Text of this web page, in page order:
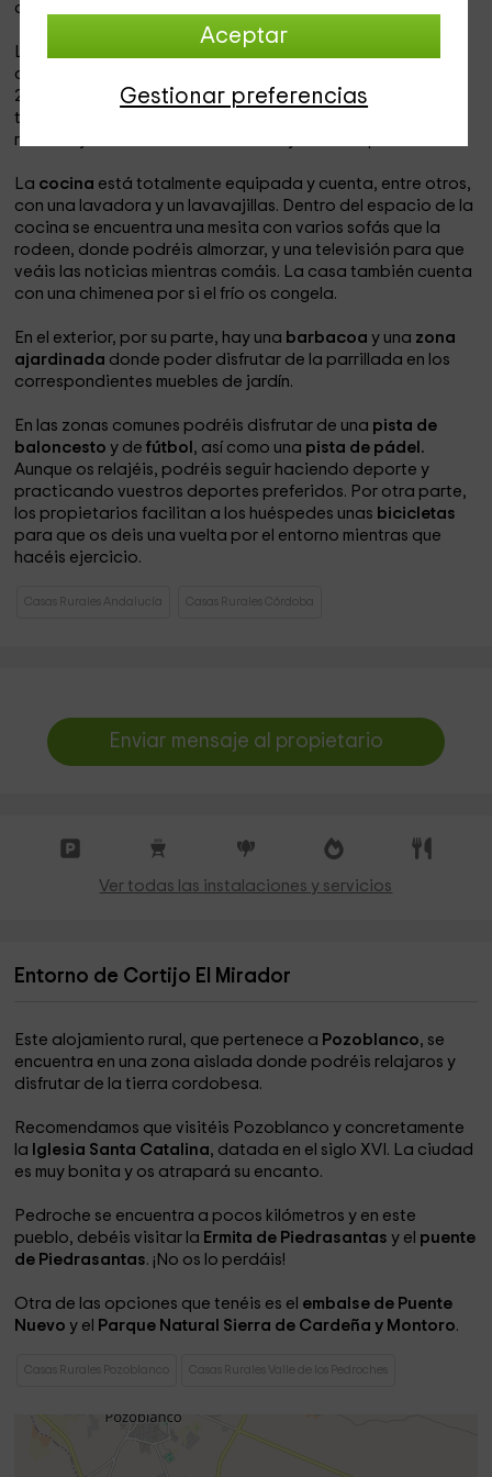
Aceptar
Gestionar preferencias
amigos.
La vivienda se compone de 2 habitaciones dobles
con una cama de matrimonio mientras que la otra contiene
2 camas individuales. Además, hay unaseoy un
totalmente equipados. Las paredes y los pasillos son muy
rústicos y os hará olvidar la ciudad y todo lo que rodea.
La cocina está totalmente equipada y cuenta, entre otros,
con una lavadora y un lavavajillas. Dentro del espacio de la
cocina se encuentra una mesita con varios sofás que la
rodeen, donde podréis almorzar, y una televisión para que
veáis las noticias mientras comáis. La casa también cuenta
con una chimenea por si el frío os congela.
En el exterior, por su parte, hay una barbacoa y una zona
ajardinada donde poder disfrutar de la parrillada en los
correspondientes muebles de jardín.
En las zonas comunes podréis disfrutar de una pista de
baloncesto y defútbol , así como una pista de pádel.
Aunque os relajéis, podréis seguir haciendo deporte y
practicando vuestros deportes preferidos. Por otra parte,
los propietarios facilitan a los huéspedes unas bicicletas
para que os deis una vuelta por el entorno mientras que
hacéis ejercicio.
Casas Rurales Andalucía Casas Rurales Córdoba
Enviar mensaje al propietario
Ver todas las instalaciones y servicios
Entorno de Cortijo El Mirador
Este alojamiento rural, que pertenece a Pozoblanco, se
encuentra en una zona aislada donde podréis relajaros y
disfrutar de la tierra cordobesa.
Recomendamos que visitéis Pozoblanco y concretamente
la Iglesia Santa Catalina, datada en el siglo XVI. La ciudad
es muy bonita y os atrapará su encanto.
Pedroche se encuentra a pocos kilómetros y en este
pueblo, debéis visitar la Ermita de Piedrasantasy el puente
de Piedrasantas. ¡No os lo perdáis!
Otra de las opciones que tenéis es el embalse de Puente
Nuevo y el Parque Natural Sierra de Cardeña y Montoro.
Casas Rurales Pozoblanco Casas Rurales Valle de los Pedroches